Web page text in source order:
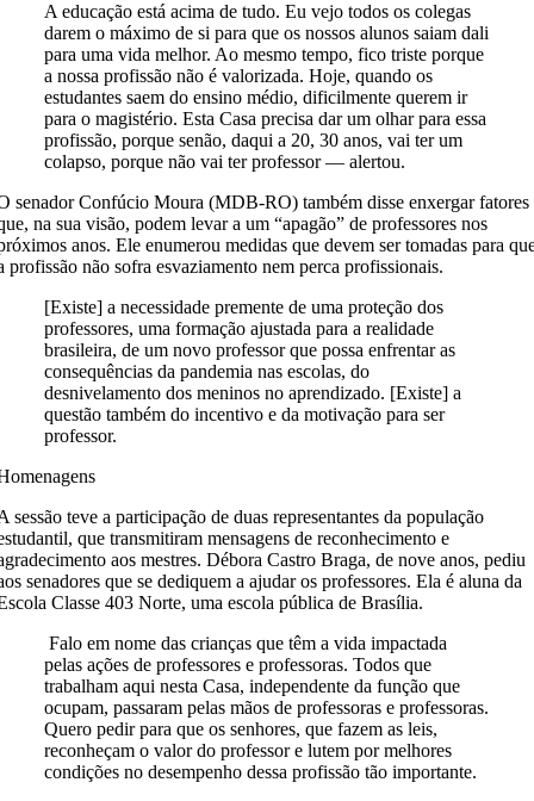
A educação está acima de tudo. Eu vejo todos os colegas
darem o máximo de si para que os nossos alunos saiam dali
para uma vida melhor. Ao mesmo tempo, fico triste porque
a nossa profissão não é valorizada. Hoje, quando os
estudantes saem do ensino médio, dificilmente querem ir
para o magistério. Esta Casa precisa dar um olhar para essa
profissão, porque senão, daqui a 20, 30 anos, vai ter um
colapso, porque não vai ter professor — alertou.
senador Confúcio Moura (MDB-RO) também disse enxergar fatores
na sua visão, podem levar a um “apagão” de professores nos
anos. Ele enumerou medidas que devem ser tomadas para
profissão não sofra esvaziamento nem perca profissionais.
[Existe] a necessidade premente de uma proteção dos
professores, uma formação ajustada para a realidade
brasileira, de um novo professor que possa enfrentar as
consequências da pandemia nas escolas, do
desnivelamento dos meninos no aprendizado. [Existe] a
questão também do incentivo e da motivação para ser
professor.
sessão teve a participação de duas representantes da população
que transmitiram mensagens de reconhecimento e
aos mestres. Débora Castro Braga, de nove anos, pediu
senadores que se dediquem a ajudar os professores. Ela é aluna da
Classe 403 Norte, uma escola pública de Brasília.
Falo em nome das crianças que têm a vida impactada
pelas ações de professores e professoras. Todos que
trabalham aqui nesta Casa, independente da função que
ocupam, passaram pelas mãos de professoras e professoras.
Quero pedir para que os senhores, que fazem as leis,
reconheçam o valor do professor e lutem por melhores
condições no desempenho dessa profissão tão importante.